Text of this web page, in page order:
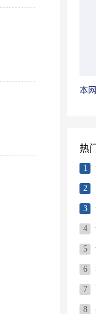
本
热
1
2
3
4
5
6
7
8